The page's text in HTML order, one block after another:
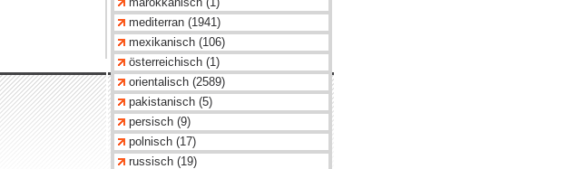
mediterran (1941)
mexikanisch (106)
österreichisch (1)
orientalisch (2589)
pakistanisch (5)
persisch (9)
polnisch (17)
russisch (19)
Unternehmen
Über uns
Datenschutz
AGB
Impressum